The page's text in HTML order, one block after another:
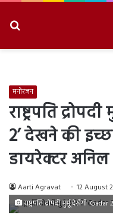
मनोरंजन
राष्ट्रपति
2’ देखने की
डायरेक्टर अनिल
Aarti Agravat 12 August
राष्ट्रपति द्रोपदी मुर्मू देखेंगी 'Gadar